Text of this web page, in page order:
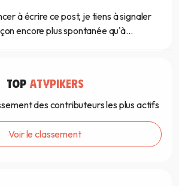
à écrire ce post, je tiens à signaler
encore plus spontanée qu'à...
TOP ATYPIKERS
des contributeurs les plus actifs
Voir le classement